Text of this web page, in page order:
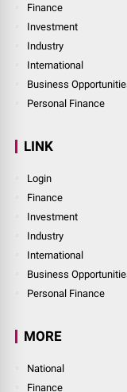
Home
TOPIC
Industry
International
Business Opportunities
Personal Finance
LINK
Investment
Industry
International